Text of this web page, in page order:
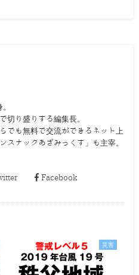
切り盛りする編集長。
でも無料で交流ができるネット上
スナックあざみっくす」も主宰。
Facebook
災害